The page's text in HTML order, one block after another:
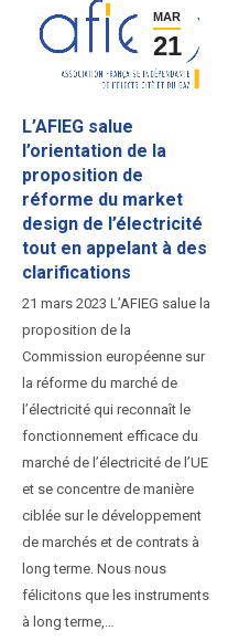
MAR
21
L’AFIEG salue
l’orientation de la
proposition de
réforme du market
design de l’électricité
tout en appelant à des
clarifications
21 mars 2023 L’AFIEG salue la
proposition de la
Commission européenne sur
la réforme du marché de
l’électricité qui reconnaît le
fonctionnement efficace du
marché de l’électricité de l’UE
et se concentre de manière
ciblée sur le développement
de marchés et de contrats à
long terme. Nous nous
félicitons que les instruments
à long terme,…